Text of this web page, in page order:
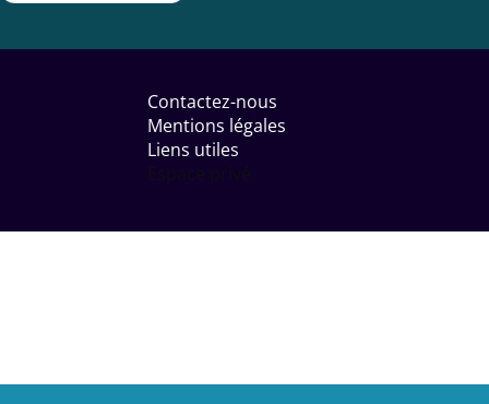
Contactez-nous
Mentions légales
Liens utiles
Espace privé